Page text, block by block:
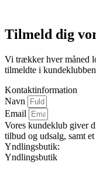
Tilmeld dig
Vi trækker hver måned
tilmeldte i
Kontaktinformation
Navn
Email
Vores kundeklub giver
tilbud og udsalg, samt
Yndlingsbutik:
Yndlingsbutik